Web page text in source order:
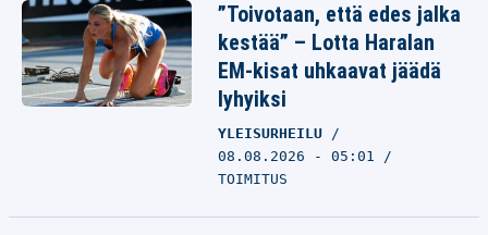
”Toivotaan, että edes jalka
kestää” – Lotta Haralan
EM-kisat uhkaavat jäädä
lyhyiksi
YLEISURHEILU
08.08.2026 - 05:01
TOIMITUS